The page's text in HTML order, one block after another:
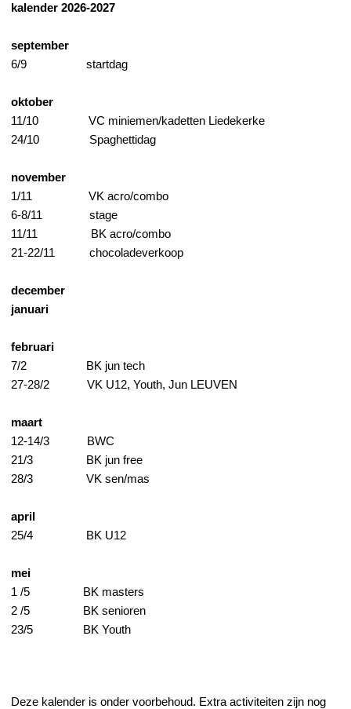
kalender 2026-2027
september
6/9
startdag
oktober
11/10
VC miniemen/kadetten Liedekerke
24/10
Spaghettidag
november
1/11
VK acro/combo
6-8/11
stage
11/11
BK acro/combo
21-22/11
chocoladeverkoop
december
januari
februari
7/2
BK jun tech
27-28/2
VK U12, Youth, Jun LEUVEN
maart
12-14/3
BWC
21/3
BK jun free
28/3
VK sen/mas
april
25/4
BK U12
mei
1 /5
BK masters
2 /5
BK senioren
23/5
BK Youth
Deze kalender is onder voorbehoud. Extra activiteiten zijn nog